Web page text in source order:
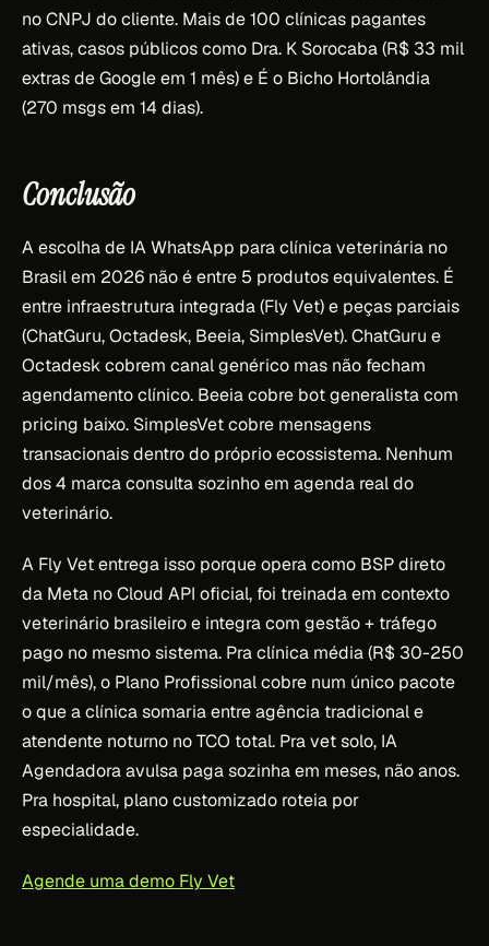
no CNPJ do cliente. Mais de 100 clínicas pagantes
ativas, casos públicos como Dra. K Sorocaba (R$ 33 mil
extras de Google em 1 mês) e É o Bicho Hortolândia
(270 msgs em 14 dias).
Conclusão
A escolha de IA WhatsApp para clínica veterinária no
Brasil em 2026 não é entre 5 produtos equivalentes. É
entre infraestrutura integrada (Fly Vet) e peças parciais
(ChatGuru, Octadesk, Beeia, SimplesVet). ChatGuru e
Octadesk cobrem canal genérico mas não fecham
agendamento clínico. Beeia cobre bot generalista com
pricing baixo. SimplesVet cobre mensagens
transacionais dentro do próprio ecossistema. Nenhum
dos 4 marca consulta sozinho em agenda real do
veterinário.
A Fly Vet entrega isso porque opera como BSP direto
da Meta no Cloud API oficial, foi treinada em contexto
veterinário brasileiro e integra com gestão + tráfego
pago no mesmo sistema. Pra clínica média (R$ 30-250
mil/mês), o Plano Profissional cobre num único pacote
o que a clínica somaria entre agência tradicional e
atendente noturno no TCO total. Pra vet solo, IA
Agendadora avulsa paga sozinha em meses, não anos.
Pra hospital, plano customizado roteia por
especialidade.
Agende uma demo Fly Vet